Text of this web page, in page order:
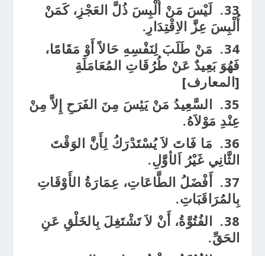
33.
لَيْسَ مَنْ أُلْبِسَ ذُلَّ العَجْزِ، كَمَنْ
أُلْبِسَ عِزَّ الاِقْتِدَارِ.
34.
مَنْ طَلَبَ لِنَفْسِهِ حَالاً أَوْ مَقَامًا،
فَهُوَ بَعِيدٌ عَنْ طُرُقَاتِ المُعَامَلَةِ
[المعارف]
35.
السَّعِيدُ مَنْ يَئِسَ مِنَ الفَرَحِ إِلاَّ مِنْ
عِنْدِ مَوْلاَهُ.
36.
مَا فَاتَ لاَ يُسْتَدْرَكُ لِأَنَّ الوَقْتَ
الثَّانِي غَيْرُ اَلأوَّلِ.
37.
أَفْضَلُ الطَّاعَاتِ، عِمَارَةُ الأَوْقَاتِ
بِالمُرَاقَبَاتِ.
38.
الفُتُوَّةُ، أَنْ لاَ تَشْتَغِلَ بِالخَلْقِ عَنِ
الحَقِّ.